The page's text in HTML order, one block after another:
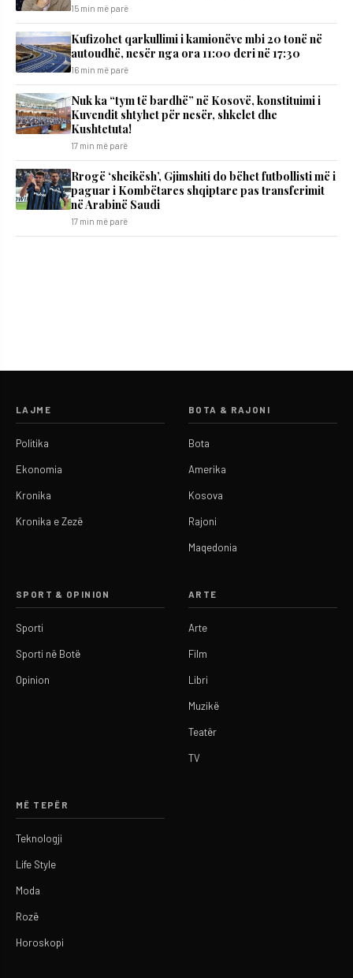
15 min më parë
Kufizohet qarkullimi i kamionëve mbi 20 tonë në
autoudhë, nesër nga ora 11:00 deri në 17:30
16 min më parë
Nuk ka “tym të bardhë” në Kosovë, konstituimi i
Kuvendit shtyhet për nesër, shkelet dhe
Kushtetuta!
17 min më parë
Rrogë ‘sheikësh’, Gjimshiti do bëhet futbollisti më i
paguar i Kombëtares shqiptare pas transferimit
në Arabinë Saudi
17 min më parë
LAJME
Politika
Ekonomia
Kronika
Kronika e Zezë
BOTA & RAJONI
Bota
Amerika
Kosova
Rajoni
Maqedonia
SPORT & OPINION
Sporti
Sporti në Botë
Opinion
ARTE
Arte
Film
Libri
Muzikë
Teatër
TV
MË TEPËR
Teknologji
Life Style
Moda
Rozë
Horoskopi